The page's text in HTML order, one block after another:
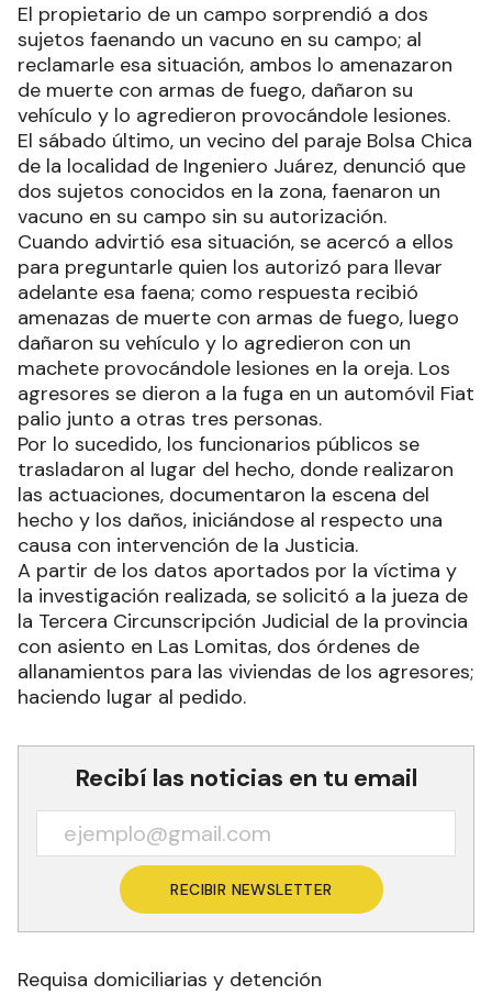
El propietario de un campo sorprendió a dos
sujetos faenando un vacuno en su campo; al
reclamarle esa situación, ambos lo amenazaron
de muerte con armas de fuego, dañaron su
vehículo y lo agredieron provocándole lesiones.
El sábado último, un vecino del paraje Bolsa Chica
de la localidad de Ingeniero Juárez, denunció que
dos sujetos conocidos en la zona, faenaron un
vacuno en su campo sin su autorización.
Cuando advirtió esa situación, se acercó a ellos
para preguntarle quien los autorizó para llevar
adelante esa faena; como respuesta recibió
amenazas de muerte con armas de fuego, luego
dañaron su vehículo y lo agredieron con un
machete provocándole lesiones en la oreja. Los
agresores se dieron a la fuga en un automóvil Fiat
palio junto a otras tres personas.
Por lo sucedido, los funcionarios públicos se
trasladaron al lugar del hecho, donde realizaron
las actuaciones, documentaron la escena del
hecho y los daños, iniciándose al respecto una
causa con intervención de la Justicia.
A partir de los datos aportados por la víctima y
la investigación realizada, se solicitó a la jueza de
la Tercera Circunscripción Judicial de la provincia
con asiento en Las Lomitas, dos órdenes de
allanamientos para las viviendas de los agresores;
haciendo lugar al pedido.
Recibí las noticias en tu email
RECIBIR NEWSLETTER
Requisa domiciliarias y detención